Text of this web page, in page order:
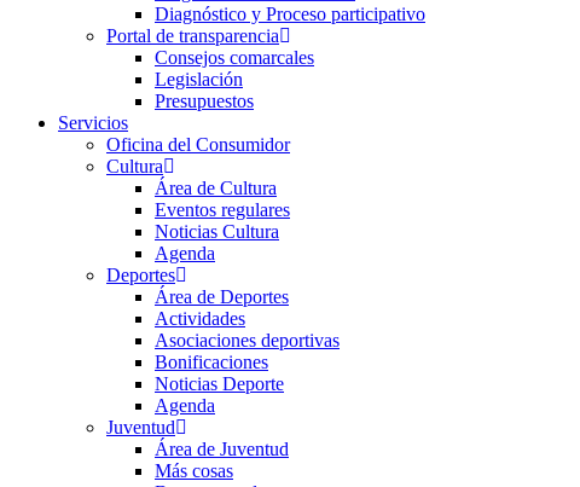
Diagnóstico y Proceso participativo
Portal de transparencia
Consejos comarcales
Legislación
Presupuestos
Servicios
Oficina del Consumidor
Cultura
Área de Cultura
Eventos regulares
Noticias Cultura
Agenda
Deportes
Área de Deportes
Actividades
Asociaciones deportivas
Bonificaciones
Noticias Deporte
Agenda
Juventud
Área de Juventud
Más cosas